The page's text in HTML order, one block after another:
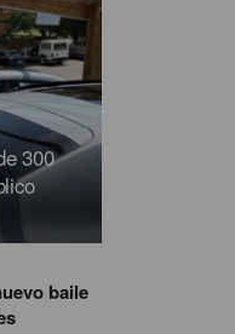
300
baile